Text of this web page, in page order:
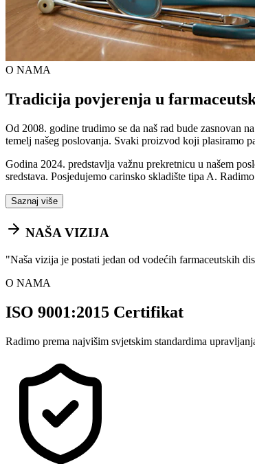
O NAMA
Tradicija povjerenja u
Od 2008. godine trudimo se da naš rad bude zasnovan
temelj našeg poslovanja. Svaki proizvod koji plasiramo
Godina 2024. predstavlja važnu prekretnicu u našem
sredstava. Posjedujemo carinsko skladište tipa A.
Saznaj više
NAŠA VIZIJA
"Naša vizija je postati jedan od vodećih farmaceutskih
O NAMA
ISO 9001:2015 Certifikat
Radimo prema najvišim svjetskim standardima